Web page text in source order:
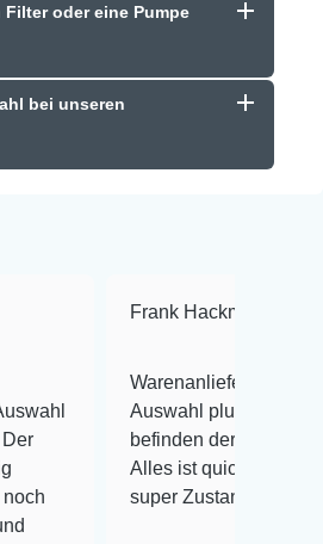
oder eine Pumpe
bei unseren
Frank Hackmayer ★★★★
Warenanlieferung Top und die
Auswahl plus gesundheitliches
befinden der Fische einwandfrei.
Alles ist quick lebendig und im
super Zustand. Gerne wieder 😃